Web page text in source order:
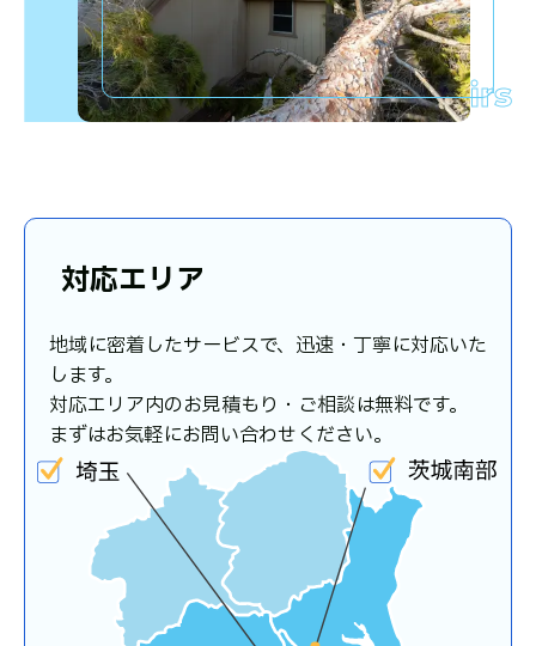
Insurance Repairs
対応エリア
地域に密着したサービスで、迅速・丁寧に対応いた
します。
対応エリア内のお見積もり・ご相談は無料です。
まずはお気軽にお問い合わせください。